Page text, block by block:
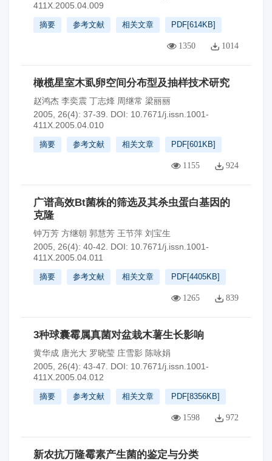
411X.2005.04.009
摘要 参考文献 相关文章 PDF[614KB]
1350 1014
橄榄星室木虱卵空间分布型及抽样技术研究
赵鸿杰 李奕震 丁志烽 周继常 梁丽丽
2005, 26(4): 37-39.
DOI: 10.7671/j.issn.1001-
411X.2005.04.010
摘要 参考文献 相关文章 PDF[601KB]
1155 924
广谱高效Bt菌株的筛选及其杀虫蛋白基因的
克隆
钟万芳 方继朝 郭慧芳 王节萍 刘宝生
2005, 26(4): 40-42.
DOI: 10.7671/j.issn.1001-
411X.2005.04.011
摘要 参考文献 相关文章 PDF[4405KB]
1265 839
3种球囊霉属真菌对盆栽木薯生长影响
黄华成 唐光大 罗晓莹 庄雪影 陈咏娟
2005, 26(4): 43-47.
DOI: 10.7671/j.issn.1001-
411X.2005.04.012
摘要 参考文献 相关文章 PDF[8356KB]
1598 972
新农抗万隆霉素产生菌的鉴定与分类